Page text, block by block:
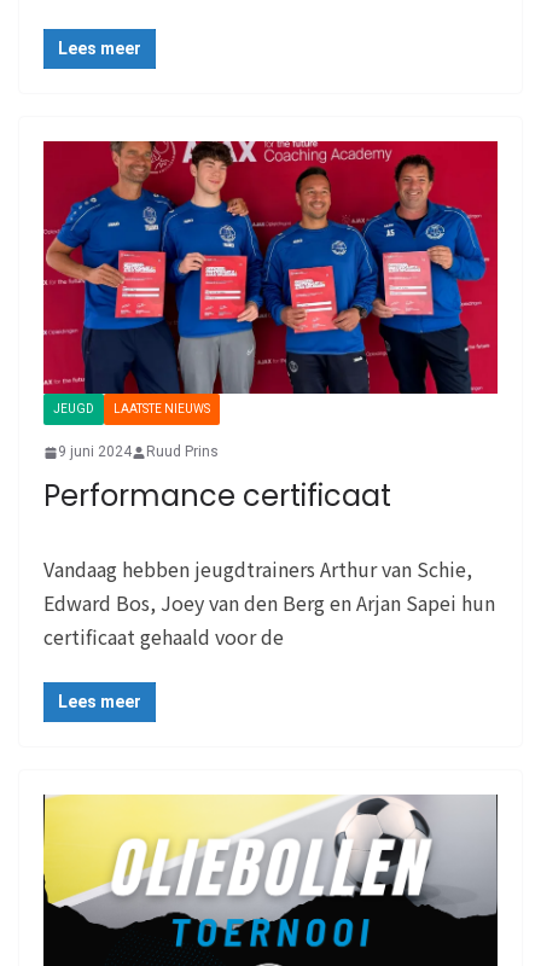
Lees meer
JEUGD LAATSTE NIEUWS
9 juni 2024 Ruud Prins
Performance certificaat
Vandaag hebben jeugdtrainers Arthur van Schie,
Edward Bos, Joey van den Berg en Arjan Sapei hun
certificaat gehaald voor de
Lees meer